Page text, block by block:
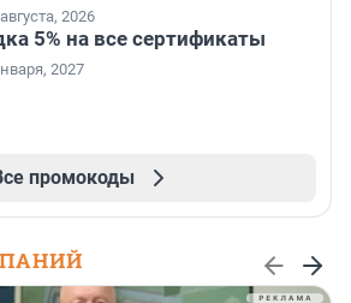
2026
5% на все сертификаты
2027
промокоды